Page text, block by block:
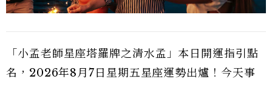
「小孟老師星座塔羅牌之清水孟」本日開運指引點
名，2026年8月7日星期五星座運勢出爐！今天事